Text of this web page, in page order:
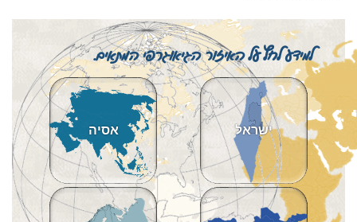
למידע לחץ על האיזור הגיאוגרפי המתאים.
ישראל אסיה